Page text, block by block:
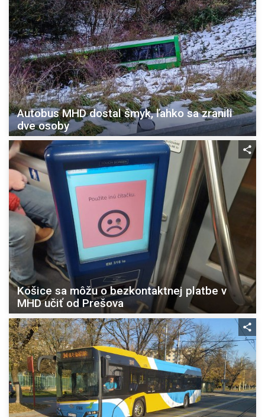
Autobus MHD dostal šmyk, ľahko sa zranili
dve osoby
Košice sa môžu o bezkontaktnej platbe v
MHD učiť od Prešova